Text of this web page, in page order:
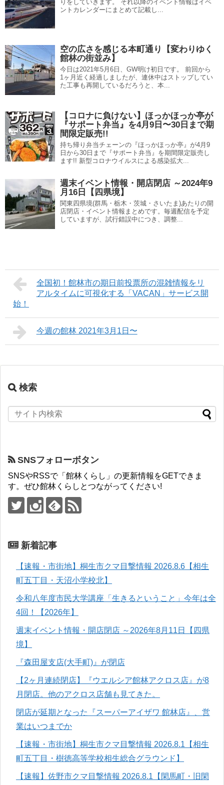
りをしていきます。 それ以降のイベント情報はイベ
ントカレンダーにまとめて記載し...
空の広さを感じる本町通り【変わりゆく
館林の街並み】
今日は2021年5月6日、GW明け初日です。 前回から
1ヶ月近く経過しましたが、連休中はストップしてい
た工事も再開しているだろうと、本...
【コロナに負けない】ほっかほっか亭が
『サポート弁当』を4月9日〜30日まで期
間限定販売!!
持ち帰り弁当チェーンの『ほっかほっか亭』が4月9
日から30日まで『サポート弁当』を期間限定販売し
ます!! 新型コロナウイルスによる感染拡大...
週末イベント情報・開店閉店 ～2024年9
月16日【四県境】
関東四県境(群馬・栃木・茨城・さいたま)あたりの開
店閉店・イベント情報まとめです。毎週配信を予定
していますが、試行錯誤中につき、調整...
全国初！館林市の期日前投票所の混雑情報をリ
アルタイムに可視化する「VACAN」サービス開
始！
今週の館林 2021年3月1日〜
検索
SNSフォローボタン
SNSやRSSで「館林くらし」の更新情報をGETできま
す。ぜひ館林くらしとつながってください!
新着記事
【速報・市街地】桐生市クマ目撃情報 2026.8.6【相生
町五丁目・天沼小学校北】
令和八年度市民大学講座「生きるということ」今年は全
4回！【2026年】
週末イベント情報・開店閉店 ～2026年8月11日【四県
境】
『森田屋支店(大手町)』が閉店
【2ヶ月連続閉店】『ウエルシア館林アクロス店』が8
月閉店。他のアクロス店舗も見てきた。
閉店が延期となった『スーパーアイザワ 館林店』、営
業はいつまでか
【速報・市街地】桐生市クマ目撃情報 2026.8.1【相生
町五丁目・樹徳高等学校相生総合グラウンド】
【速報】佐野市クマ目撃情報 2026.8.1【閑馬町・旧閑